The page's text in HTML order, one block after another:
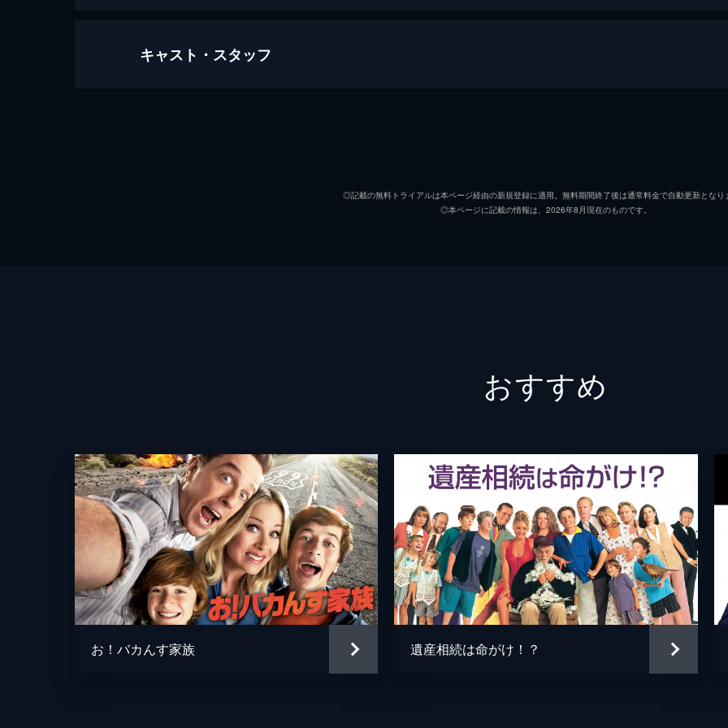
プルート・ナッシュ
キャスト・スタッフ
ディーナ
バー
ミゲ
パム・
ジョン
リロ・
◎記載の無料トライアルは本ページ経由の新規登録に適用。無料期間終了後は通常料金で自動更新となり
◎本ページに記載の情報は、2026年8月現在のものです。
おすすめ
お！バカんす家族 遺産相続は命がけ！？